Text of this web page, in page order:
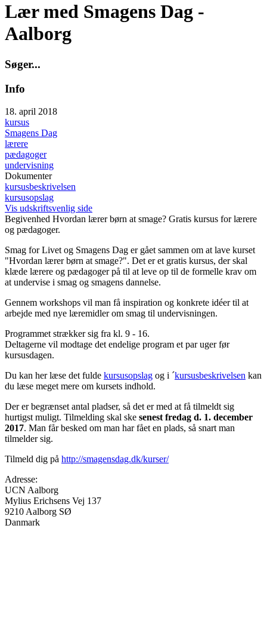
Lær med Smagens Dag -
Aalborg
Søger...
Info
18. april 2018
kursus
Smagens Dag
lærere
pædagoger
undervisning
Dokumenter
kursusbeskrivelsen
kursusopslag
Vis udskriftsvenlig side
Begivenhed Hvordan lærer børn at smage? Gratis kursus for lærere
og pædagoger.
Smag for Livet og Smagens Dag er gået sammen om at lave kurset
"Hvordan lærer børn at smage?". Det er et gratis kursus, der skal
klæde lærere og pædagoger på til at leve op til de formelle krav om
at undervise i smag og smagens dannelse.
Gennem workshops vil man få inspiration og konkrete idéer til at
arbejde med nye læremidler om smag til undervisningen.
Programmet strækker sig fra kl. 9 - 16.
Deltagerne vil modtage det endelige program et par uger før
kursusdagen.
Du kan her læse det fulde kursusopslag og i ´kursusbeskrivelsen kan
du læse meget mere om kursets indhold.
Der er begrænset antal pladser, så det er med at få tilmeldt sig
hurtigst muligt. Tilmelding skal ske senest fredag d. 1. december
2017. Man får besked om man har fået en plads, så snart man
tilmelder sig.
Tilmeld dig på http://smagensdag.dk/kurser/
Adresse:
UCN Aalborg
Mylius Erichsens Vej 137
9210 Aalborg SØ
Danmark